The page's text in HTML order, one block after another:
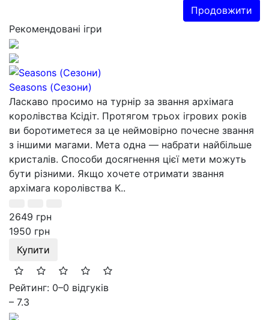
Продовжити
Рекомендовані ігри
Seasons (Сезони)
Ласкаво просимо на турнір за звання архімага
королівства Ксідіт. Протягом трьох ігрових років
ви боротиметеся за це неймовірно почесне звання
з іншими магами. Мета одна — набрати найбільше
кристалів. Способи досягнення цієї мети можуть
бути різними. Якщо хочете отримати звання
архімага королівства К..
2649 грн
1950 грн
Купити
Рейтинг: 0–0 відгуків
– 7.3